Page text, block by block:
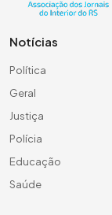
Notícias
Política
Geral
Justiça
Polícia
Educação
Saúde